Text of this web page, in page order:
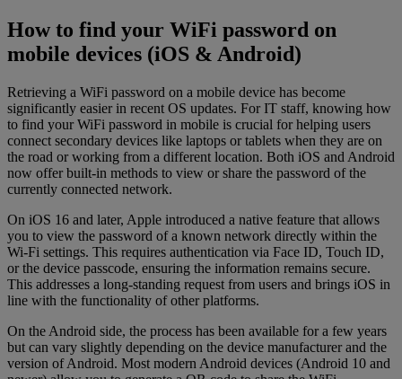
How to find your WiFi password on
mobile devices (iOS & Android)
Retrieving a WiFi password on a mobile device has become
significantly easier in recent OS updates. For IT staff, knowing how
to find your WiFi password in mobile is crucial for helping users
connect secondary devices like laptops or tablets when they are on
the road or working from a different location. Both iOS and Android
now offer built-in methods to view or share the password of the
currently connected network.
On iOS 16 and later, Apple introduced a native feature that allows
you to view the password of a known network directly within the
Wi-Fi settings. This requires authentication via Face ID, Touch ID,
or the device passcode, ensuring the information remains secure.
This addresses a long-standing request from users and brings iOS in
line with the functionality of other platforms.
On the Android side, the process has been available for a few years
but can vary slightly depending on the device manufacturer and the
version of Android. Most modern Android devices (Android 10 and